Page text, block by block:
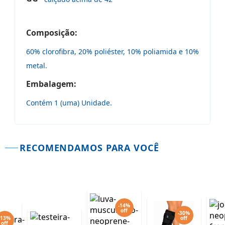
Composição:
60% clorofibra, 20% poliéster, 10% poliamida e 10%
metal.
Embalagem:
Contém 1 (uma) Unidade.
RECOMENDAMOS PARA VOCÊ
off
-14%
off -30%
off